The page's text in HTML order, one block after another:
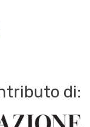
di: